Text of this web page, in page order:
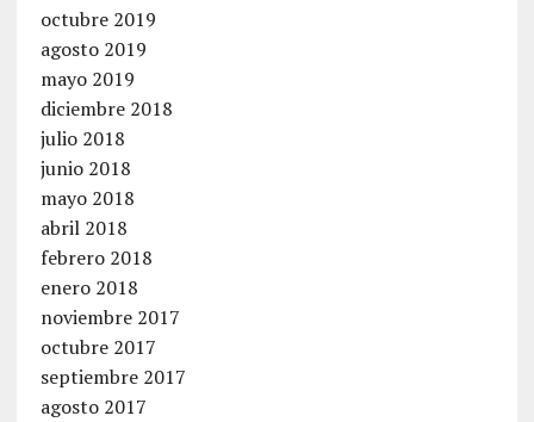
octubre 2019
agosto 2019
mayo 2019
diciembre 2018
julio 2018
junio 2018
mayo 2018
abril 2018
febrero 2018
enero 2018
noviembre 2017
octubre 2017
septiembre 2017
agosto 2017